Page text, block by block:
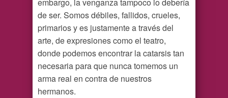
embargo, la venganza tampoco lo debería
de ser. Somos débiles, fallidos, crueles,
primarios y es justamente a través del
arte, de expresiones como el teatro,
donde podemos encontrar la catarsis tan
necesaria para que nunca tomemos un
arma real en contra de nuestros
hermanos.